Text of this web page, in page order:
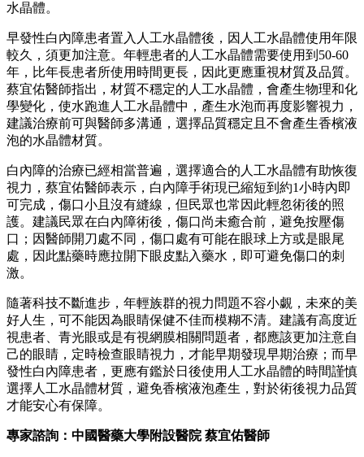
水晶體。
早發性白內障患者置入人工水晶體後，因人工水晶體使用年限
較久，須更加注意。年輕患者的人工水晶體需要使用到50-60
年，比年長患者所使用時間更長，因此更應重視材質及品質。
蔡宜佑醫師指出，材質不穩定的人工水晶體，會產生物理和化
學變化，使水跑進人工水晶體中，產生水泡而再度影響視力，
建議治療前可與醫師多溝通，選擇品質穩定且不會產生香檳液
泡的水晶體材質。
白內障的治療已經相當普遍，選擇適合的人工水晶體有助恢復
視力，蔡宜佑醫師表示，白內障手術現已縮短到約1小時內即
可完成，傷口小且沒有縫線，但民眾也常因此輕忽術後的照
護。建議民眾在白內障術後，傷口尚未癒合前，避免按壓傷
口；因醫師開刀處不同，傷口處有可能在眼球上方或是眼尾
處，因此點藥時應拉開下眼皮點入藥水，即可避免傷口的刺
激。
隨著科技不斷進步，年輕族群的視力問題不容小覷，未來的美
好人生，可不能因為眼睛保健不佳而模糊不清。建議有高度近
視患者、青光眼或是有視網膜相關問題者，都應該更加注意自
己的眼睛，定時檢查眼睛視力，才能早期發現早期治療；而早
發性白內障患者，更應有鑑於日後使用人工水晶體的時間謹慎
選擇人工水晶體材質，避免香檳液泡產生，對於術後視力品質
才能安心有保障。
專家諮詢：中國醫藥大學附設醫院 蔡宜佑醫師